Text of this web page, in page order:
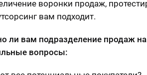
воронки продаж,
вам подходит.
ли вам подразделение продаж на
вопросы: